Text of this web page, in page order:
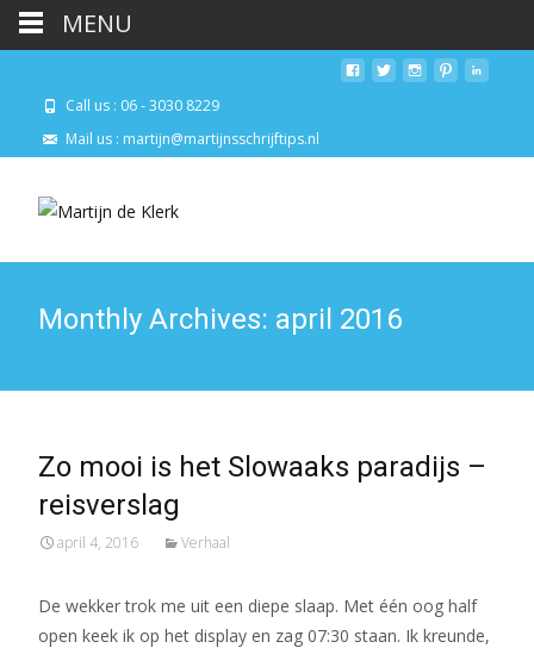
Call us : 06 - 3030 8229
Mail us : martijn@martijnsschrijftips.nl
Monthly Archives: april 2016
Zo mooi is het Slowaaks paradijs –
reisverslag
april 4, 2016 Verhaal
De wekker trok me uit een diepe slaap. Met één oog half
open keek ik op het display en zag 07:30 staan. Ik kreunde,
MENU